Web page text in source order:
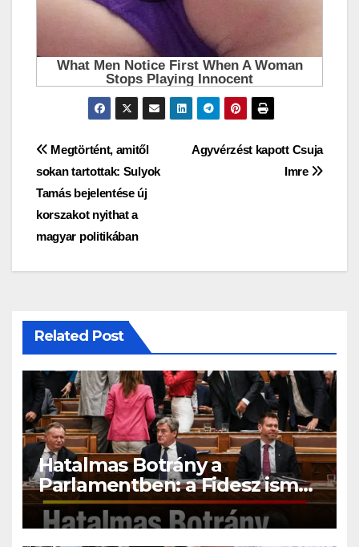
Bejegyzés
navigáció
Agyvérzést kapott Csuja
Imre
Megtörtént, amitől
sokan tartottak: Sulyok
Tamás bejelentése új
korszakot nyithat a
magyar politikában
Related Post
Hatalmas Botrány a
Parlamentben: a Fidesz ismét
kitett magáért!